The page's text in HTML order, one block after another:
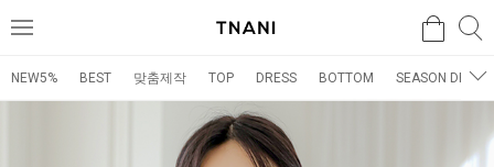
메
검색
NEW5% BEST 맞춤제작 TOP DRESS BOTTOM SEASON DRESS